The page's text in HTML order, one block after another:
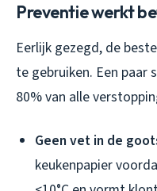
Preventie werkt
Eerlijk gezegd, de
te gebruiken. Een paar
80% van alle
Geen vet in de
keukenpapier